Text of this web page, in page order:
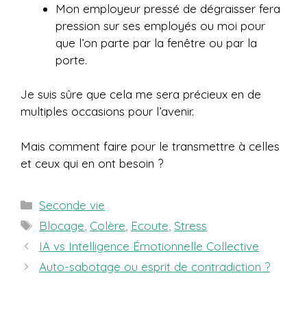
Mon employeur pressé de dégraisser fera
pression sur ses employés ou moi pour
que l’on parte par la fenêtre ou par la
porte.
Je suis sûre que cela me sera précieux en de
multiples occasions pour l’avenir.
Mais comment faire pour le transmettre à celles
et ceux qui en ont besoin ?
Catégories
Seconde vie
Étiquettes
Blocage Colère Ecoute Stress
IA vs Intelligence Émotionnelle Collective
Auto-sabotage ou esprit de contradiction ?